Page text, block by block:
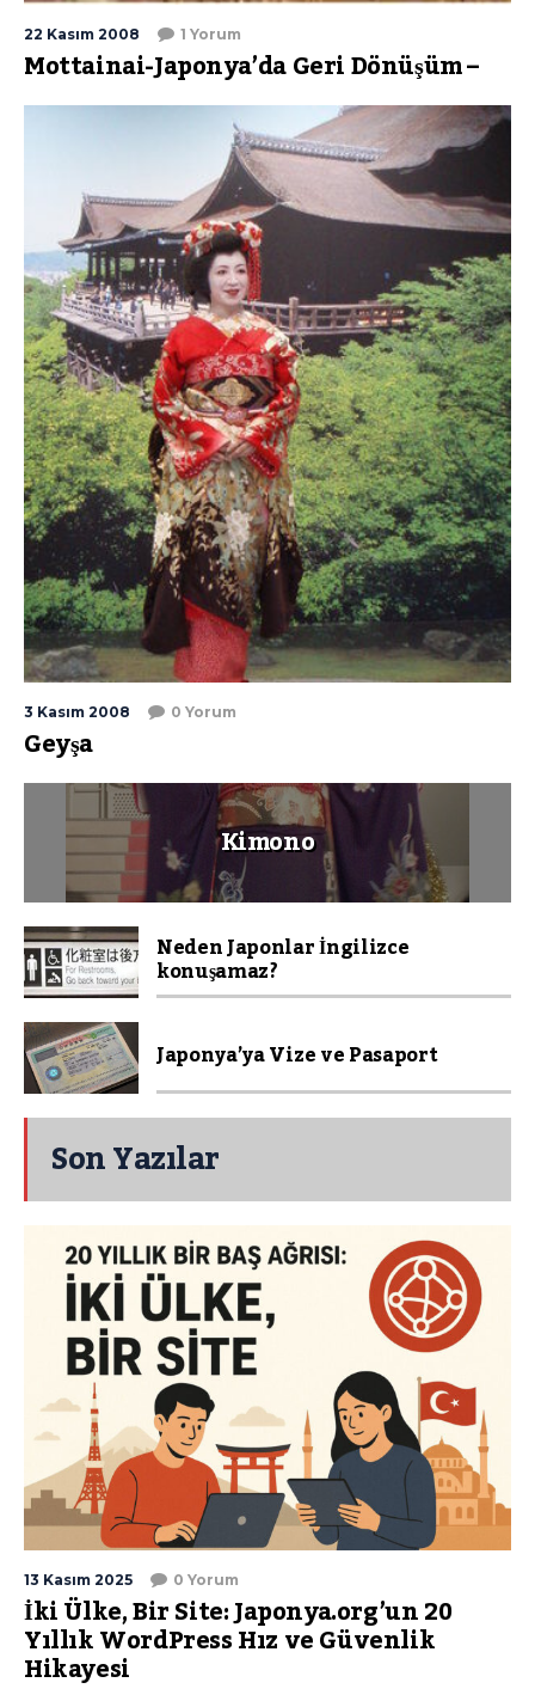
22 Kasım 2008 1 Yorum
Mottainai-Japonya’da Geri Dönüşüm –
3 Kasım 2008 0 Yorum
Geyşa
Kimono
Neden Japonlar İngilizce
konuşamaz?
Japonya’ya Vize ve Pasaport
Son Yazılar
13 Kasım 2025 0 Yorum
İki Ülke, Bir Site: Japonya.org’un 20
Yıllık WordPress Hız ve Güvenlik
Hikayesi